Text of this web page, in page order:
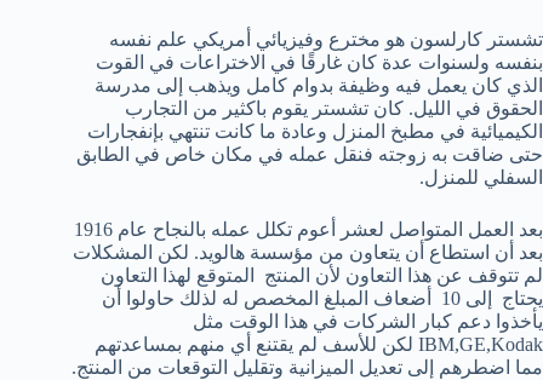
تشستر كارلسون هو مخترع وفيزيائي أمريكي علم نفسه
بنفسه ولسنوات عدة كان غارقًا في الاختراعات في القوت
الذي كان يعمل فيه وظيفة بدوام كامل ويذهب إلى مدرسة
الحقوق في الليل. كان تشستر يقوم باكثير من التجارب
الكيميائية في مطبخ المنزل وعادة ما كانت تنتهي بإنفجارات
حتى ضاقت به زوجته فنقل عمله في مكان خاص في الطابق
السفلي للمنزل.
بعد العمل المتواصل لعشر أعوم تكلل عمله بالنجاح عام 1916
بعد أن استطاع أن يتعاون من مؤسسة هالويد. لكن المشكلات
لم تتوقف عن هذا التعاون لأن المنتج المتوقع لهذا التعاون
يحتاج إلى 10 أضعاف المبلغ المخصص له لذلك حاولوا أن
يأخذوا دعم كبار الشركات في هذا الوقت مثل
IBM,GE,Kodak لكن للأسف لم يقتنع أي منهم بمساعدتهم
مما اضطرهم إلى تعديل الميزانية وتقليل التوقعات من المنتج.